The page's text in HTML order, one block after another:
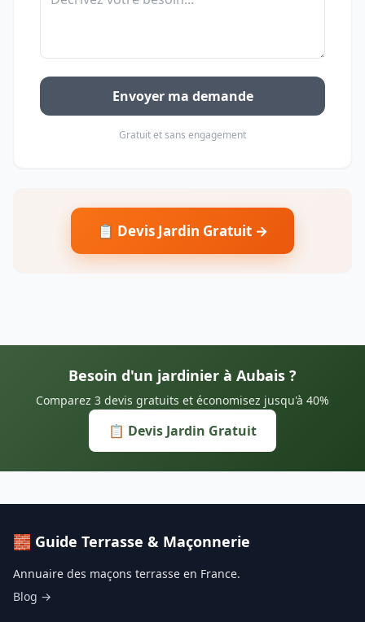
Envoyer ma demande
Gratuit et sans engagement
📋 Devis Jardin Gratuit →
Besoin d'un jardinier à Aubais ?
Comparez 3 devis gratuits et économisez jusqu'à 40%
📋 Devis Jardin Gratuit
🧱 Guide Terrasse & Maçonnerie
Annuaire des maçons terrasse en France.
Blog →